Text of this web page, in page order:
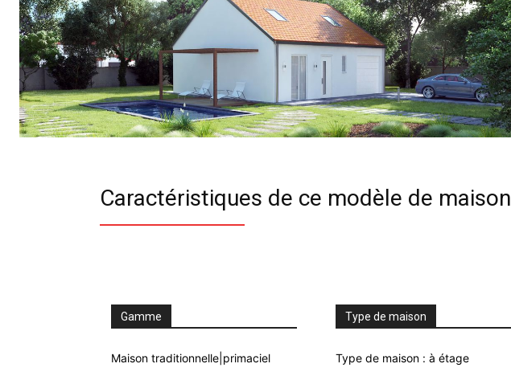
Caractéristiques de ce modèle de maison
Gamme
Maison traditionnelle|primaciel
Type de maison
Type de maison : à étage